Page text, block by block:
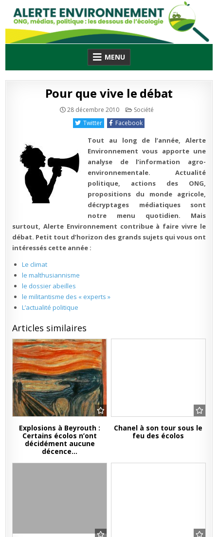
content
MENU
Pour que vive le débat
28 décembre 2010 Publié
Société
Twitter
Facebook
Tout au long de l’année, Alerte
Environnement vous apporte une
analyse de l’information agro-
environnementale. Actualité
politique, actions des ONG,
propositions du monde agricole,
décryptages médiatiques sont
notre menu quotidien. Mais
surtout, Alerte Environnement contribue à faire vivre le
débat. Petit tout d’horizon des grands sujets qui vous ont
intéressés cette année :
Le climat
le malthusiannisme
le dossier abeilles
le militantisme des « experts »
L’actualité politique
Articles similaires
Explosions à Beyrouth :
Certains écolos n’ont
décidément aucune
décence…
Chanel à son tour sous le
feu des écolos